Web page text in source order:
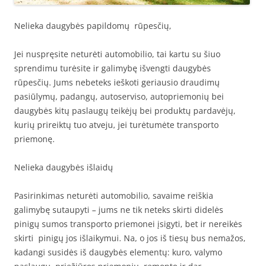
Nelieka daugybės papildomų rūpesčių,
Jei nuspręsite neturėti automobilio, tai kartu su šiuo
sprendimu turėsite ir galimybę išvengti daugybės
rūpesčių. Jums nebeteks ieškoti geriausio draudimų
pasiūlymų, padangų, autoserviso, autopriemonių bei
daugybės kitų paslaugų teikėjų bei produktų pardavėjų,
kurių prireiktų tuo atveju, jei turėtumėte transporto
priemonę.
Nelieka daugybės išlaidų
Pasirinkimas neturėti automobilio, savaime reiškia
galimybę sutaupyti – jums ne tik neteks skirti didelės
pinigų sumos transporto priemonei įsigyti, bet ir nereikės
skirti pinigų jos išlaikymui. Na, o jos iš tiesų bus nemažos,
kadangi susidės iš daugybės elementų: kuro, valymo